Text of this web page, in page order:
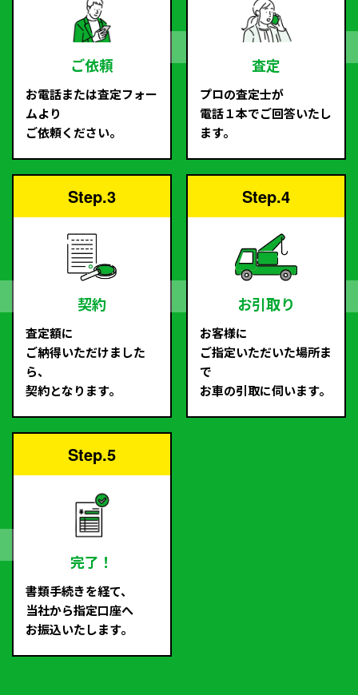
ご依頼
お電話または査定フォー
ムより
ご依頼ください。
査定
プロの査定士が
電話１本でご回答いたし
ます。
Step.3
契約
査定額に
ご納得いただけました
ら、
契約となります。
Step.4
お引取り
お客様に
ご指定いただいた場所ま
で
お車の引取に伺います。
Step.5
完了！
書類手続きを経て、
当社から指定口座へ
お振込いたします。